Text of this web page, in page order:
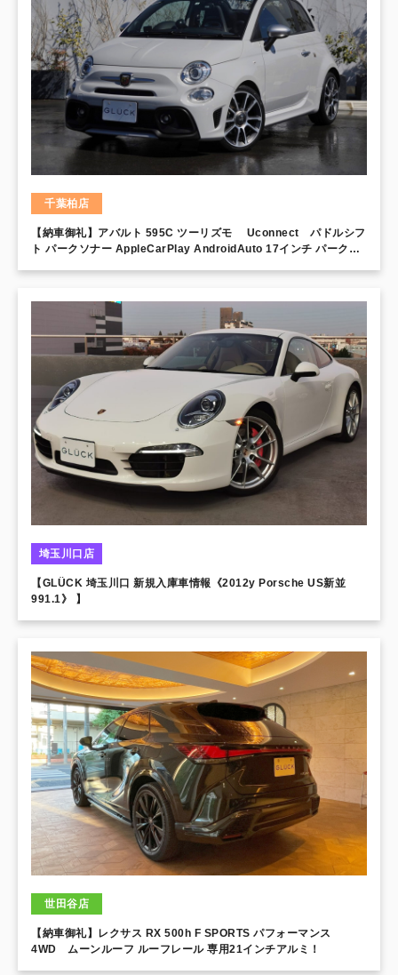
千葉柏店
【納車御礼】アバルト 595C ツーリズモ Uconnect パドルシフ
ト パークソナー AppleCarPlay AndroidAuto 17インチ パークソ
埼玉川口店
【GLÜCK 埼玉川口 新規入庫車情報《2012y Porsche US新並
991.1》 】
世田谷店
【納車御礼】レクサス RX 500h F SPORTS パフォーマンス
4WD ムーンルーフ ルーフレール 専用21インチアルミ！